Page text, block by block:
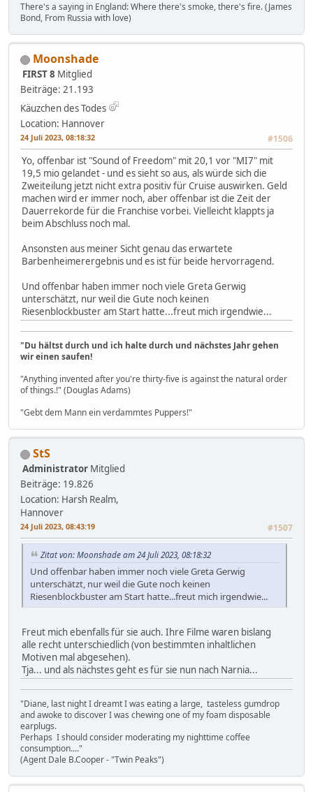
There's a saying in England: Where there's smoke, there's fire. (James
Bond, From Russia with love)
Moonshade
FIRST 8 Mitglied
Beiträge: 21.193
Käuzchen des Todes
Location: Hannover
24 Juli 2023, 08:18:32 #1506
Yo, offenbar ist "Sound of Freedom" mit 20,1 vor "MI7" mit
19,5 mio gelandet - und es sieht so aus, als würde sich die
Zweiteilung jetzt nicht extra positiv für Cruise auswirken. Geld
machen wird er immer noch, aber offenbar ist die Zeit der
Dauerrekorde für die Franchise vorbei. Vielleicht klappts ja
beim Abschluss noch mal.
Ansonsten aus meiner Sicht genau das erwartete
Barbenheimerergebnis und es ist für beide hervorragend.
Und offenbar haben immer noch viele Greta Gerwig
unterschätzt, nur weil die Gute noch keinen
Riesenblockbuster am Start hatte...freut mich irgendwie...
"Du hältst durch und ich halte durch und nächstes Jahr gehen
wir einen saufen!
"Anything invented after you're thirty-five is against the natural order
of things.!" (Douglas Adams)
"Gebt dem Mann ein verdammtes Puppers!"
StS
Administrator Mitglied
Beiträge: 19.826
Location: Harsh Realm,
Hannover
24 Juli 2023, 08:43:19 #1507
Zitat von: Moonshade am 24 Juli 2023, 08:18:32
Und offenbar haben immer noch viele Greta Gerwig
unterschätzt, nur weil die Gute noch keinen
Riesenblockbuster am Start hatte...freut mich irgendwie...
Freut mich ebenfalls für sie auch. Ihre Filme waren bislang
alle recht unterschiedlich (von bestimmten inhaltlichen
Motiven mal abgesehen).
Tja... und als nächstes geht es für sie nun nach Narnia...
"Diane, last night I dreamt I was eating a large, tasteless gumdrop
and awoke to discover I was chewing one of my foam disposable
earplugs.
Perhaps I should consider moderating my nighttime coffee
consumption...."
(Agent Dale B.Cooper - "Twin Peaks")